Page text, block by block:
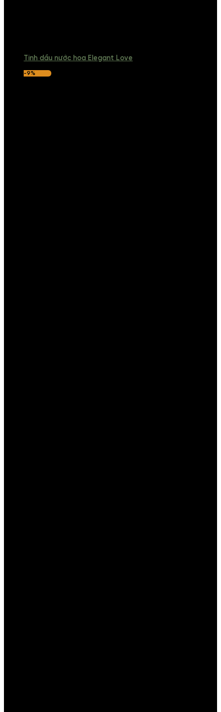
Tinh dầu nước hoa Elegant Love
-9%